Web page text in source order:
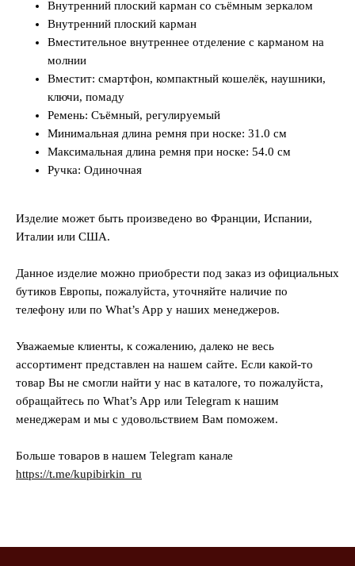
Внутренний плоский карман со съёмным зеркалом
Внутренний плоский карман
Вместительное внутреннее отделение с карманом на
молнии
Вместит: смартфон, компактный кошелёк, наушники,
ключи, помаду
Ремень: Съёмный, регулируемый
Минимальная длина ремня при носке: 31.0 см
Максимальная длина ремня при носке: 54.0 см
Ручка: Одиночная
Изделие может быть произведено во Франции, Испании,
Италии или США.
Данное изделие можно приобрести под заказ из официальных
бутиков Европы, пожалуйста, уточняйте наличие по
телефону или по What’s App у наших менеджеров.
Уважаемые клиенты, к сожалению, далеко не весь
ассортимент представлен на нашем сайте. Если какой-то
товар Вы не смогли найти у нас в каталоге, то пожалуйста,
обращайтесь по What’s App или Telegram к нашим
менеджерам и мы с удовольствием Вам поможем.
Больше товаров в нашем Telegram канале
https://t.me/kupibirkin_ru